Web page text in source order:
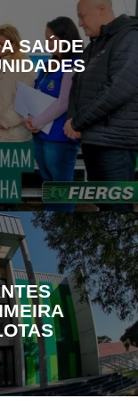
SAÚDE